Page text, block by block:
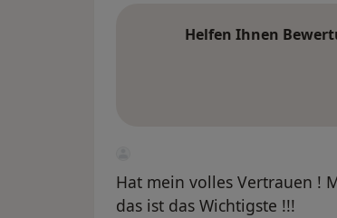
Helfen Ihnen
Hat mein volles Vertrauen !
das ist das Wichtigste !!!